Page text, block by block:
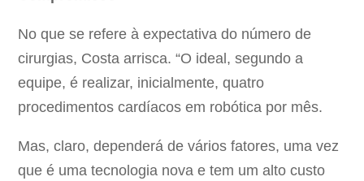
No que se refere à expectativa do número de
cirurgias, Costa arrisca. “O ideal, segundo a
equipe, é realizar, inicialmente, quatro
procedimentos cardíacos em robótica por mês.
Mas, claro, dependerá de vários fatores, uma vez
que é uma tecnologia nova e tem um alto custo